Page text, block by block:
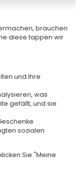
personalisiert.
Warenwert" mit der
(etwa 95% unserer
gekennzeichnet.
Zahlung per PayPal,
brauchen
diese tappen wir
und Ihre
was
gefällt, und sie
sozialen
Sie "Meine